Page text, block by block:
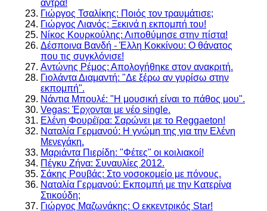
άντρα!
Γιώργος Τσαλίκης: Ποιός τον τραυμάτισε;
Γιώργος Λιανός: Ξεκινά η εκπομπή του!
Νίκος Κουρκούλης: Λιποθύμησε στην πίστα!
Δέσποινα Βανδή - Έλλη Κοκκίνου: Ο θάνατος
που τις συγκλόνισε!
Αντώνης Ρέμος: Απολογήθηκε στον ανακριτή.
Γιολάντα Διαμαντή: "Δε ξέρω αν γυρίσω στην
εκπομπή".
Νάντια Μπουλέ: "Η μουσική είναι το πάθος μου".
Vegas: Έρχονται με νέο single.
Ελένη Φουρέϊρα: Σαρώνει με το Reggaeton!
Ναταλία Γερμανού: Η γνώμη της για την Ελένη
Μενεγάκη.
Μαριάντα Πιερίδη: "Φέτες" οι κοιλιακοί!
Πέγκυ Ζήνα: Συναυλίες 2012.
Σάκης Ρουβάς: Στο νοσοκομείο με πόνους.
Ναταλία Γερμανού: Εκπομπή με την Κατερίνα
Στικούδη;
Γιώργος Μαζωνάκης: Ο εκκεντρικός Star!